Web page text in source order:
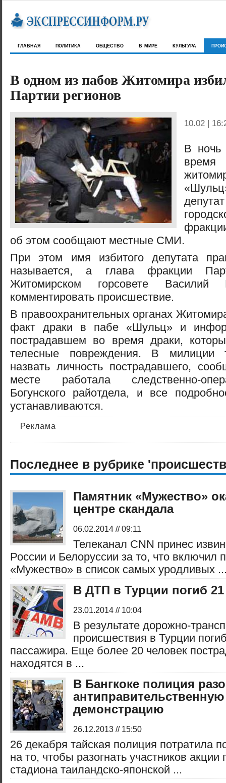
главная политика общество в мире культура
В одном из пабов Житомира
Партии регионов
10.02 |
В
об этом сообщают местные СМИ.
При этом имя избитого депутата
называется, а глава фракции
Житомирском горсовете Василий
комментировать происшествие.
В правоохранительных органах
факт драки в пабе «Шульц» и
пострадавшем во время драки,
телесные повреждения. В милиции
назвать личность пострадавшего,
месте работала следственно-
Богунского райотдела, и все
устанавливаются.
Реклама
Последнее в рубрике
Памятник «Мужество»
центре скандала
06.02.2014 // 09:11
Телеканал CNN принес
России и Белоруссии за то, что включил
«Мужество» в список самых уродливых
В ДТП в Турции погиб 21
23.01.2014 // 10:04
В результате дорожно-
происшествия в Турции
пассажира. Еще более 20 человек
находятся в ...
В Бангкоке полиция
антиправительственную
демонстрацию
26.12.2013 // 15:50
26 декабря тайская полиция потратила
на то, чтобы разогнать участников акции
стадиона таиландско-японской ...